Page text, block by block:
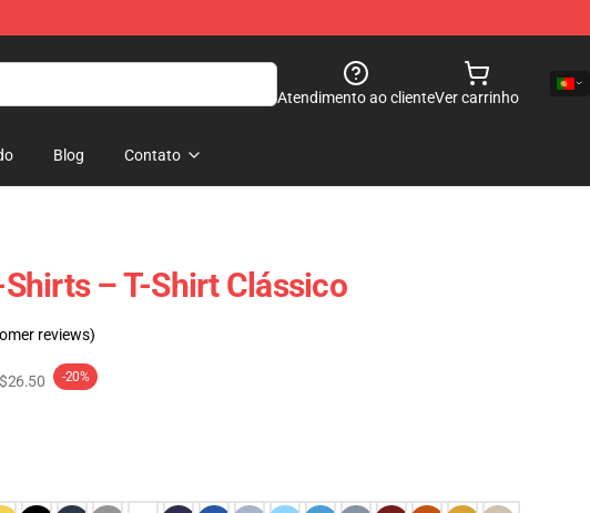
Atendimento ao clienteVer carrinho
Blog Contato
Shirts – T-Shirt Clássico
reviews)
$26.50 -20%